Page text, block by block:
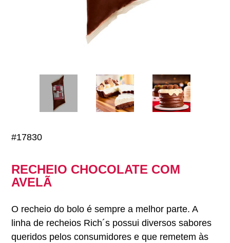
#17830
RECHEIO CHOCOLATE COM
AVELÃ
O recheio do bolo é sempre a melhor parte. A
linha de recheios Rich´s possui diversos sabores
queridos pelos consumidores e que remetem às